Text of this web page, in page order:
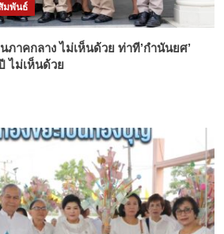
มพันธ์
าคกลาง ไม่เห็นด้วย ท่าที’กำนันยศ’
ไม่เห็นด้วย